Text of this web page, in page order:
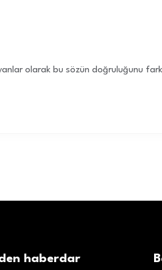
olarak bu sözün doğruluğunu fark
haberdar